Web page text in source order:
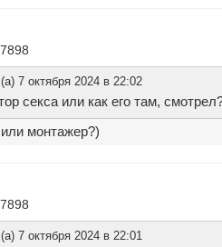
7 октября 2024 в 22:02
секса или как его там,
монтажер?)
7 октября 2024 в 22:01